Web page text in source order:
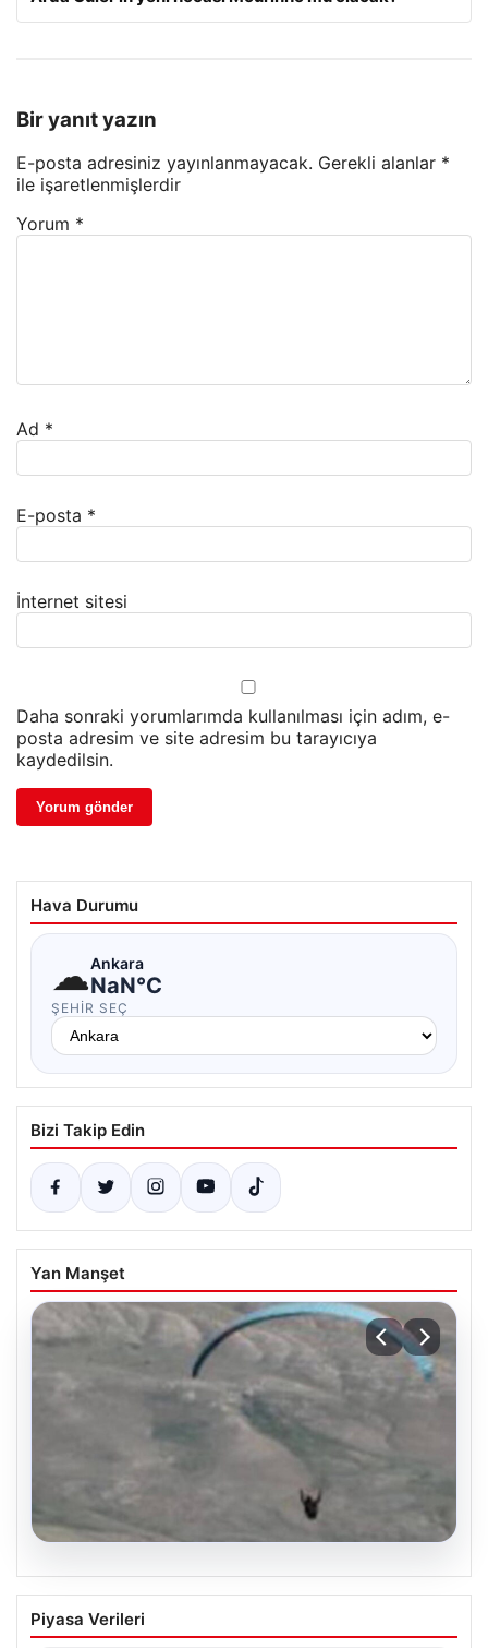
Bir yanıt yazın
E-posta adresiniz yayınlanmayacak. Gerekli alanlar *
ile işaretlenmişlerdir
Yorum *
Ad *
E-posta *
İnternet sitesi
Daha sonraki yorumlarımda kullanılması için adım, e-
posta adresim ve site adresim bu tarayıcıya
kaydedilsin.
Hava Durumu
☁Ankara
NaN°C
ŞEHIR SEÇ
Bizi Takip Edin
Yan Manşet
Fas’tan İspanya’ya yamaç paraşütüyle
geçmeye çalışan göçmen yaşamını
Piyasa Verileri